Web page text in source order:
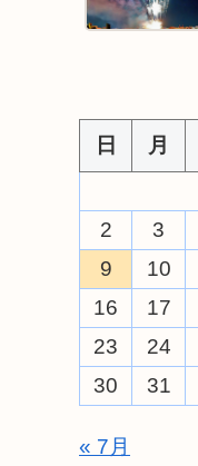
日
月
2
3
9
10
16
17
23
24
30
31
« 7月